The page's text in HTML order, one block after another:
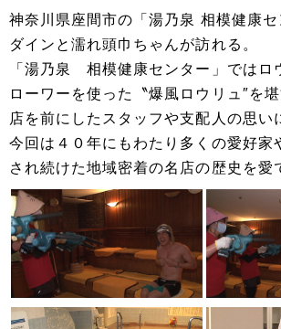
神奈川県座間市の「湯乃泉 相模健康セ
ダインと濡れ頭巾ちゃんが訪れる。
「湯乃泉 相模健康センター」ではロ
ローワーを使った〝爆風ロウリュ″を
店を前にしたスタッフや支配人の思い
今回は４０年にもわたり多くの愛好家
され続けた地域密着の名店の歴史を愛